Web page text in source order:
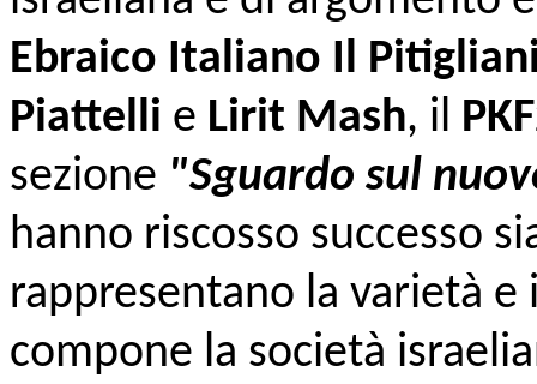
Ebraico Italiano Il
Piattelli e Lirit Mash, il
sezione "Sguardo sul
hanno riscosso successo
rappresentano la varietà
compone la società